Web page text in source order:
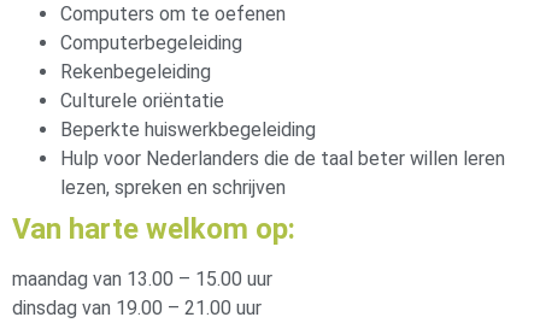
Computers om te oefenen
Computerbegeleiding
Rekenbegeleiding
Culturele oriëntatie
Beperkte huiswerkbegeleiding
Hulp voor Nederlanders die de taal beter willen leren
lezen, spreken en schrijven
Van harte welkom op:
maandag van 13.00 – 15.00 uur
dinsdag van 19.00 – 21.00 uur